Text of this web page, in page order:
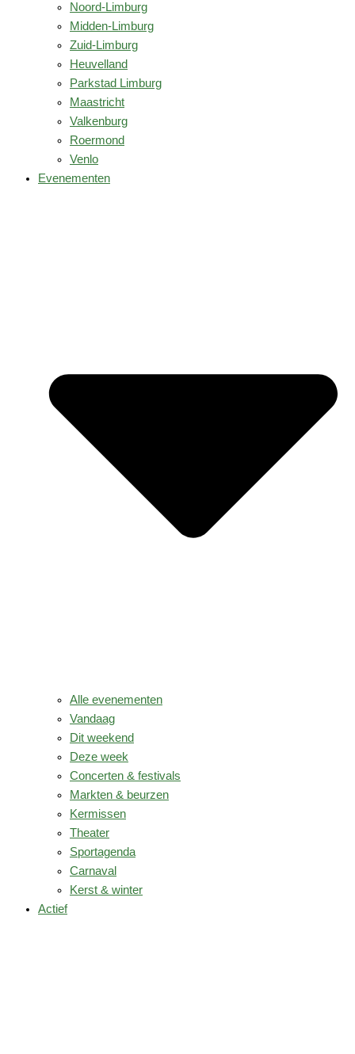
Noord-Limburg
Midden-Limburg
Zuid-Limburg
Heuvelland
Parkstad Limburg
Maastricht
Valkenburg
Roermond
Venlo
Evenementen
Alle evenementen
Vandaag
Dit weekend
Deze week
Concerten & festivals
Markten & beurzen
Kermissen
Theater
Sportagenda
Carnaval
Kerst & winter
Actief